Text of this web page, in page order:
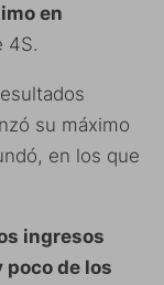
en
4S.
su máximo
en los que
ingresos
de los